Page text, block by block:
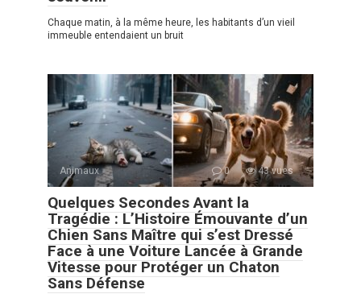
Chaque matin, à la même heure, les habitants d’un vieil
immeuble entendaient un bruit
Animaux 0 43 vues
Quelques Secondes Avant la
Tragédie : L’Histoire Émouvante d’un
Chien Sans Maître qui s’est Dressé
Face à une Voiture Lancée à Grande
Vitesse pour Protéger un Chaton
Sans Défense